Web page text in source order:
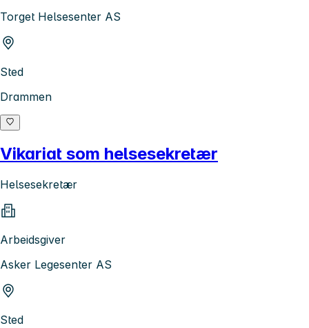
Torget Helsesenter AS
Sted
Drammen
Vikariat som helsesekretær
Helsesekretær
Arbeidsgiver
Asker Legesenter AS
Sted